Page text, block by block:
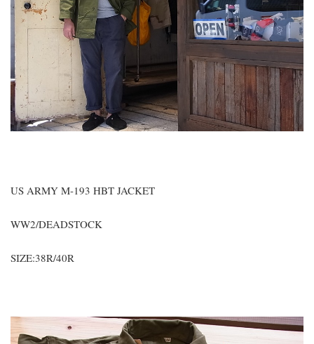
US ARMY M-193 HBT JACKET
WW2/DEADSTOCK
SIZE:38R/40R